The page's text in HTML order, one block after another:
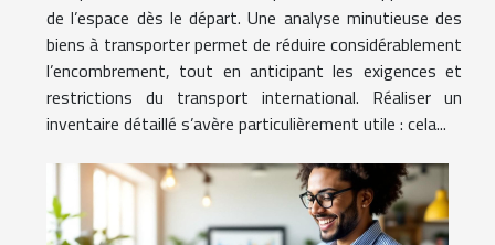
de l’espace dès le départ. Une analyse minutieuse des
biens à transporter permet de réduire considérablement
l’encombrement, tout en anticipant les exigences et
restrictions du transport international. Réaliser un
inventaire détaillé s’avère particulièrement utile : cela...